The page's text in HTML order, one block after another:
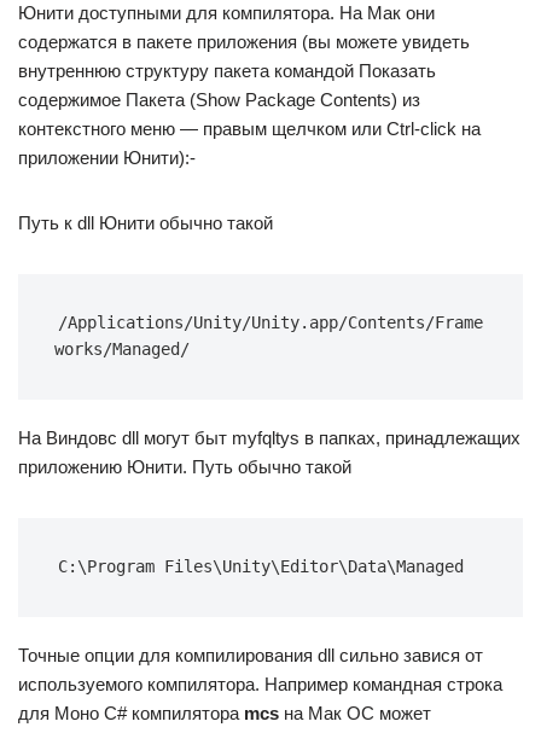
Юнити доступными для компилятора. На Мак они
содержатся в пакете приложения (вы можете увидеть
внутреннюю структуру пакета командой Показать
содержимое Пакета (Show Package Contents) из
контекстного меню — правым щелчком или Ctrl-click на
приложении Юнити):-
Путь к dll Юнити обычно такой
/Applications/Unity/Unity.app/Contents/Frame
works/Managed/
На Виндовс dll могут быт myfqltys в папках, принадлежащих
приложению Юнити. Путь обычно такой
C:\Program Files\Unity\Editor\Data\Managed
Точные опции для компилирования dll сильно завися от
используемого компилятора. Например командная строка
для Моно C# компилятора mcs на Мак ОС может